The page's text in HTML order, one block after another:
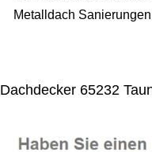
Metalldach
Dachdecker 65232